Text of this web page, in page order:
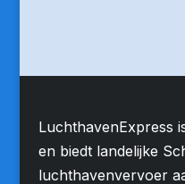
LuchthavenExpress
en biedt landelijke
luchthavenvervoer